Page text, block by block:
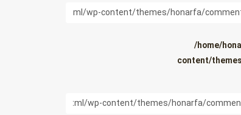
/home/
content/